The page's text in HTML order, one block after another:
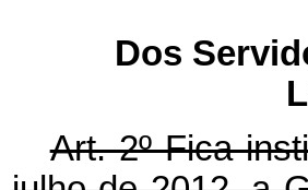
Dos
Art. 2º Fica